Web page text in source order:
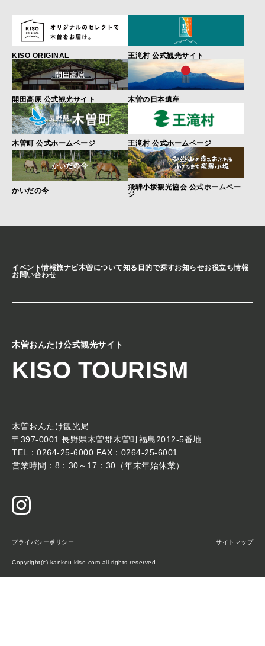
KISO ORIGINAL 王滝村 公式観光サイト
開田高原 公式観光サイト 木曽の日本遺産
木曽町 公式ホームページ 王滝村 公式ホームページ
かいだの今
飛騨小坂観光協会 公式ホームペー
ジ
イベント情報旅ナビ木曽について知る 目的で探すお知らせお役立ち情報
お問い合わせ
木曽おんたけ公式観光サイト
KISO TOURISM
木曽おんたけ観光局
〒397-0001 長野県木曽郡木曽町福島2012-5番地
TEL：0264-25-6000 FAX：0264-25-6001
営業時間：8：30～17：30（年末年始休業）
プライバシーポリシー サイトマップ
Copyright(c) kankou-kiso.com all rights reserved.